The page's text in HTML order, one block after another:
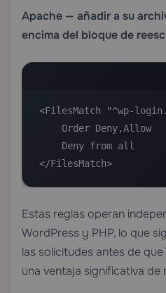
Apache — añadir a su
encima del bloque de
<FilesMatch "^wp-
</FilesMatch>
Estas reglas operan
WordPress y PHP, lo que
las solicitudes antes de
una ventaja significativa